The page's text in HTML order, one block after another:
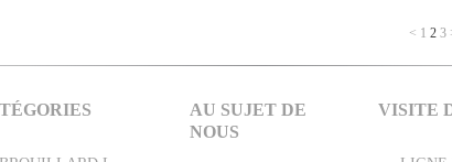
< 1 2 3
AU SUJET DE
NOUS
VISITE